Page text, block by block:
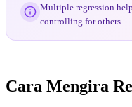
Multiple regression
controlling for others.
Cara Mengira